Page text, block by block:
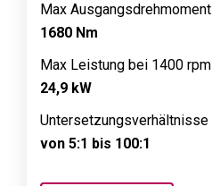
Max Ausgangsdrehmoment
1680 Nm
Max Leistung bei 1400 rpm
24,9 kW
Untersetzungsverhältnisse
von 5:1 bis 100:1